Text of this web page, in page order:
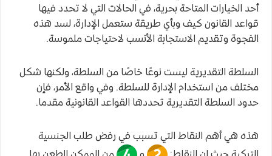
أحد الخيارات المتاحة بحرية، في الحالات التي لا تحدد فيها
قواعد القانون كيف وبأي طريقة ستعمل الإدارة، لسد هذه
الفجوة وتقديم الاستجابة الأنسب لاحتياجات ملموسة.
السلطة التقديرية ليست نوعًا خاصًا من السلطة، ولكنها شكل
مختلف من استخدام الإدارة للسلطة. وفي واقع الأمر، فإن
حدود السلطة التقديرية تحددها القواعد القانونية مقدما.
هذه هي أهم النقاط التي تسبب في رفض طلب الجنسية